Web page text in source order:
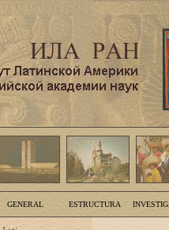
GENERAL ESTRUCTURA